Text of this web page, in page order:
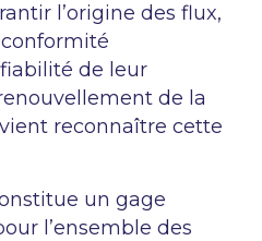
l’origine des flux,
de leur
de la
reconnaître cette
un gage
l’ensemble des